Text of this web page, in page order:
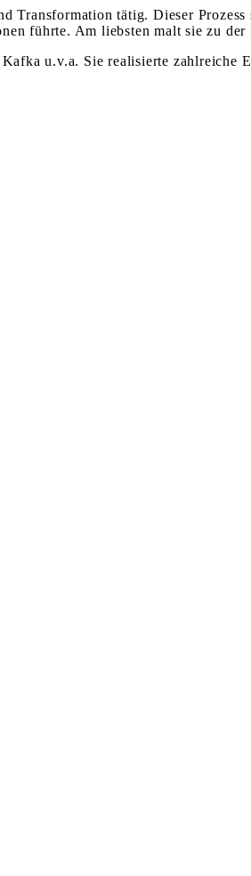
tätig. Dieser Prozess
führte. Am liebsten malt sie zu
u.v.a. Sie realisierte zahlreiche